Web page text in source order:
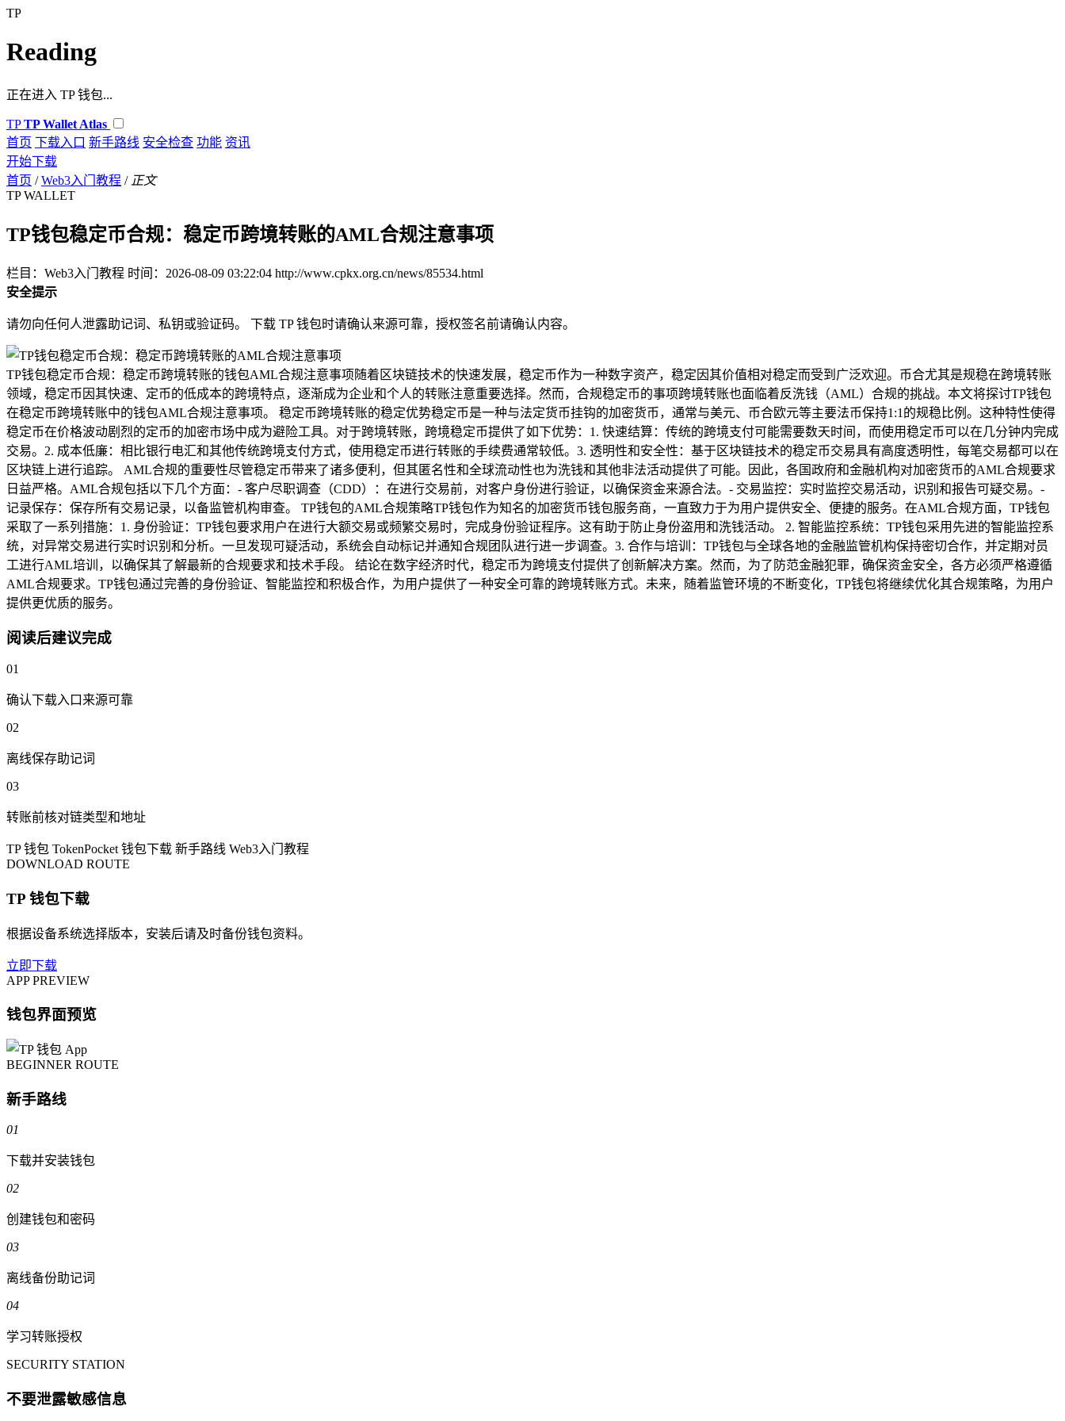
TP
Reading
正在进入 TP 钱包...
TP TP Wallet Atlas
首页 下载入口 新手路线 安全检查 功能 资讯
开始下载
首页 / Web3入门教程 / 正文
TP WALLET
TP钱包稳定币合规：稳定币跨境转账的AML合规注意事项
栏目：Web3入门教程 时间：2026-08-09 03:22:04 http://www.cpkx.org.cn/news/85534.html
安全提示
请勿向任何人泄露助记词、私钥或验证码。 下载 TP 钱包时请确认来源可靠，授权签名前请确认内容。
TP钱包稳定币合规：稳定币跨境转账的钱包AML合规注意事项随着区块链技术的快速发展，稳定币作为一种数字资产，稳定因其价值相对稳定而受到广泛欢迎。币合尤其是规稳在跨境转账
领域，稳定币因其快速、定币的低成本的跨境特点，逐渐成为企业和个人的转账注意重要选择。然而，合规稳定币的事项跨境转账也面临着反洗钱（AML）合规的挑战。本文将探讨TP钱包
在稳定币跨境转账中的钱包AML合规注意事项。 稳定币跨境转账的稳定优势稳定币是一种与法定货币挂钩的加密货币，通常与美元、币合欧元等主要法币保持1:1的规稳比例。这种特性使得
稳定币在价格波动剧烈的定币的加密市场中成为避险工具。对于跨境转账，跨境稳定币提供了如下优势：1. 快速结算：传统的跨境支付可能需要数天时间，而使用稳定币可以在几分钟内完成
交易。2. 成本低廉：相比银行电汇和其他传统跨境支付方式，使用稳定币进行转账的手续费通常较低。3. 透明性和安全性：基于区块链技术的稳定币交易具有高度透明性，每笔交易都可以在
区块链上进行追踪。 AML合规的重要性尽管稳定币带来了诸多便利，但其匿名性和全球流动性也为洗钱和其他非法活动提供了可能。因此，各国政府和金融机构对加密货币的AML合规要求
日益严格。AML合规包括以下几个方面：- 客户尽职调查（CDD）：在进行交易前，对客户身份进行验证，以确保资金来源合法。- 交易监控：实时监控交易活动，识别和报告可疑交易。-
记录保存：保存所有交易记录，以备监管机构审查。 TP钱包的AML合规策略TP钱包作为知名的加密货币钱包服务商，一直致力于为用户提供安全、便捷的服务。在AML合规方面，TP钱包
采取了一系列措施：1. 身份验证：TP钱包要求用户在进行大额交易或频繁交易时，完成身份验证程序。这有助于防止身份盗用和洗钱活动。 2. 智能监控系统：TP钱包采用先进的智能监控系
统，对异常交易进行实时识别和分析。一旦发现可疑活动，系统会自动标记并通知合规团队进行进一步调查。3. 合作与培训：TP钱包与全球各地的金融监管机构保持密切合作，并定期对员
工进行AML培训，以确保其了解最新的合规要求和技术手段。 结论在数字经济时代，稳定币为跨境支付提供了创新解决方案。然而，为了防范金融犯罪，确保资金安全，各方必须严格遵循
AML合规要求。TP钱包通过完善的身份验证、智能监控和积极合作，为用户提供了一种安全可靠的跨境转账方式。未来，随着监管环境的不断变化，TP钱包将继续优化其合规策略，为用户
提供更优质的服务。
阅读后建议完成
01
确认下载入口来源可靠
02
离线保存助记词
03
转账前核对链类型和地址
TP 钱包 TokenPocket 钱包下载 新手路线 Web3入门教程
DOWNLOAD ROUTE
TP 钱包下载
根据设备系统选择版本，安装后请及时备份钱包资料。
立即下载
APP PREVIEW
钱包界面预览
BEGINNER ROUTE
新手路线
01
下载并安装钱包
02
创建钱包和密码
03
离线备份助记词
04
学习转账授权
SECURITY STATION
不要泄露敏感信息